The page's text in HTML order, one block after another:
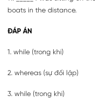
boats in the distance.
ĐÁP ÁN
1. while (trong khi)
2. whereas (sự đối lập)
3. while (trong khi)